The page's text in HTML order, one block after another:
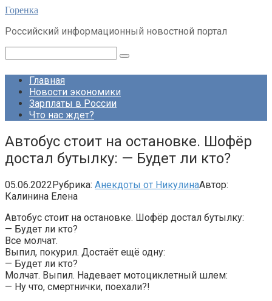
Перейти
контенту
Горенка
Российский информационный новостной портал
Главная
Новости экономики
Зарплаты в России
Что нас ждет?
Автобус стоит на остановке. Шофёр
достал бутылку: — Будет ли кто?
05.06.2022Рубрика: Анекдоты от НикулинаАвтор:
Калинина Елена
Автобус стоит на остановке. Шофёр достал бутылку:
— Будет ли кто?
Все молчат.
Выпил, покурил. Достаёт ещё одну:
— Будет ли кто?
Молчат. Выпил. Надевает мотоциклетный шлем:
— Ну что, смертнички, поехали?!